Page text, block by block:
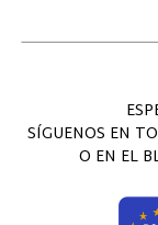
SÍGUENOS EN
O EN EL